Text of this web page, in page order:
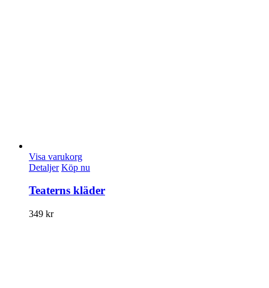
Visa varukorg
Detaljer Köp nu
Teaterns kläder
349 kr